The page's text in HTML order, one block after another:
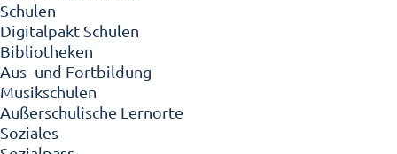
Schulen
Digitalpakt Schulen
Bibliotheken
Aus- und Fortbildung
Musikschulen
Außerschulische Lernorte
Soziales